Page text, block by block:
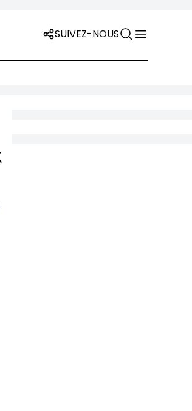
SUIVEZ-NOUS